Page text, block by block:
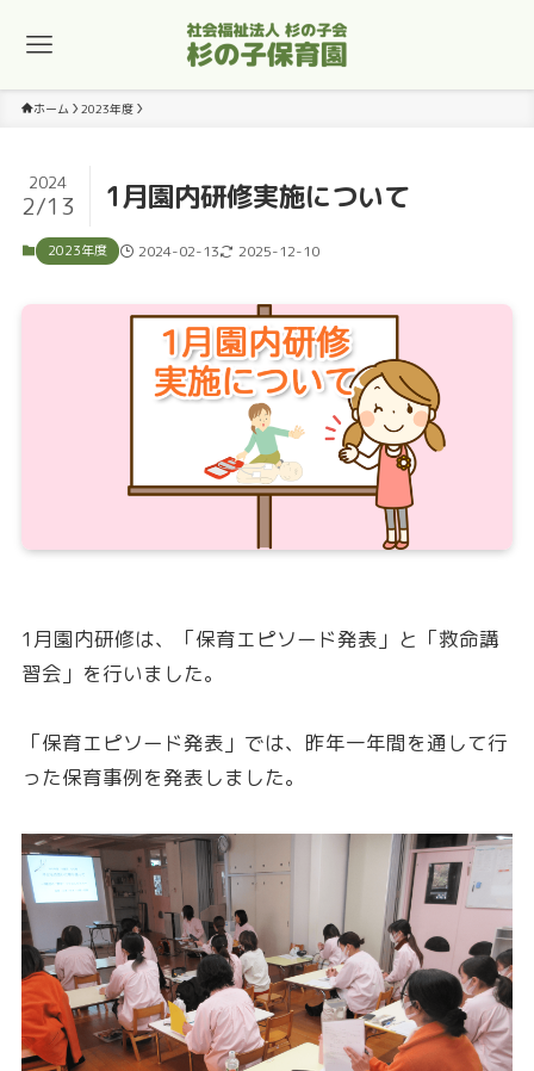
ホーム 2023年度
1月園内研修実施について
2024
2/13
2023年度 2024-02-13 2025-12-10
1月園内研修は、「保育エピソード発表」と「救命講
習会」を行いました。
「保育エピソード発表」では、昨年一年間を通して行
った保育事例を発表しました。